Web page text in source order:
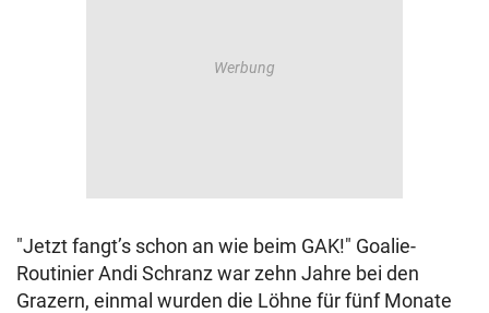
"Jetzt fangt’s schon an wie beim GAK!" Goalie-
Routinier Andi Schranz war zehn Jahre bei den
Grazern, einmal wurden die Löhne für fünf Monate